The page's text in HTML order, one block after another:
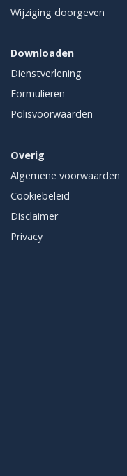
Wijziging doorgeven
Downloaden
Dienstverlening
Formulieren
Polisvoorwaarden
Overig
Algemene voorwaarden
Cookiebeleid
Disclaimer
Privacy